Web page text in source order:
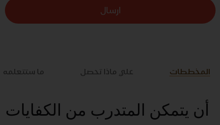
ارسال
المخططات علي ماذا تحصل ما ستتعلمه
أن يتمكن المتدرب من الكفايات